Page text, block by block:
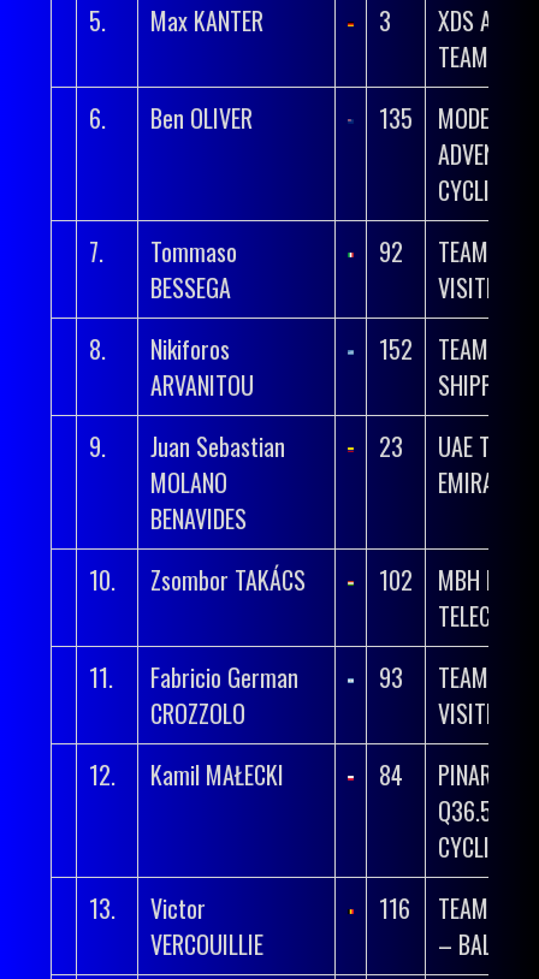
5.
Max KANTER 3
XDS
TEAM
6.
Ben OLIVER 135
MODERN
CYCLING
7.
Tommaso
BESSEGA
92
TEAM
8.
Nikiforos
ARVANITOU
152
TEAM
SHIPPING
9.
Juan Sebastian
MOLANO
BENAVIDES
23
UAE TEAM
EMIRATES
10. Zsombor TAKÁCS 102
MBH
TELECOM
11.
Fabricio German
CROZZOLO
93
TEAM
12.
Kamil MAŁECKI 84
Q36.5 PRO
CYCLING
13.
Victor
VERCOUILLIE
116
TEAM
– BALOISE